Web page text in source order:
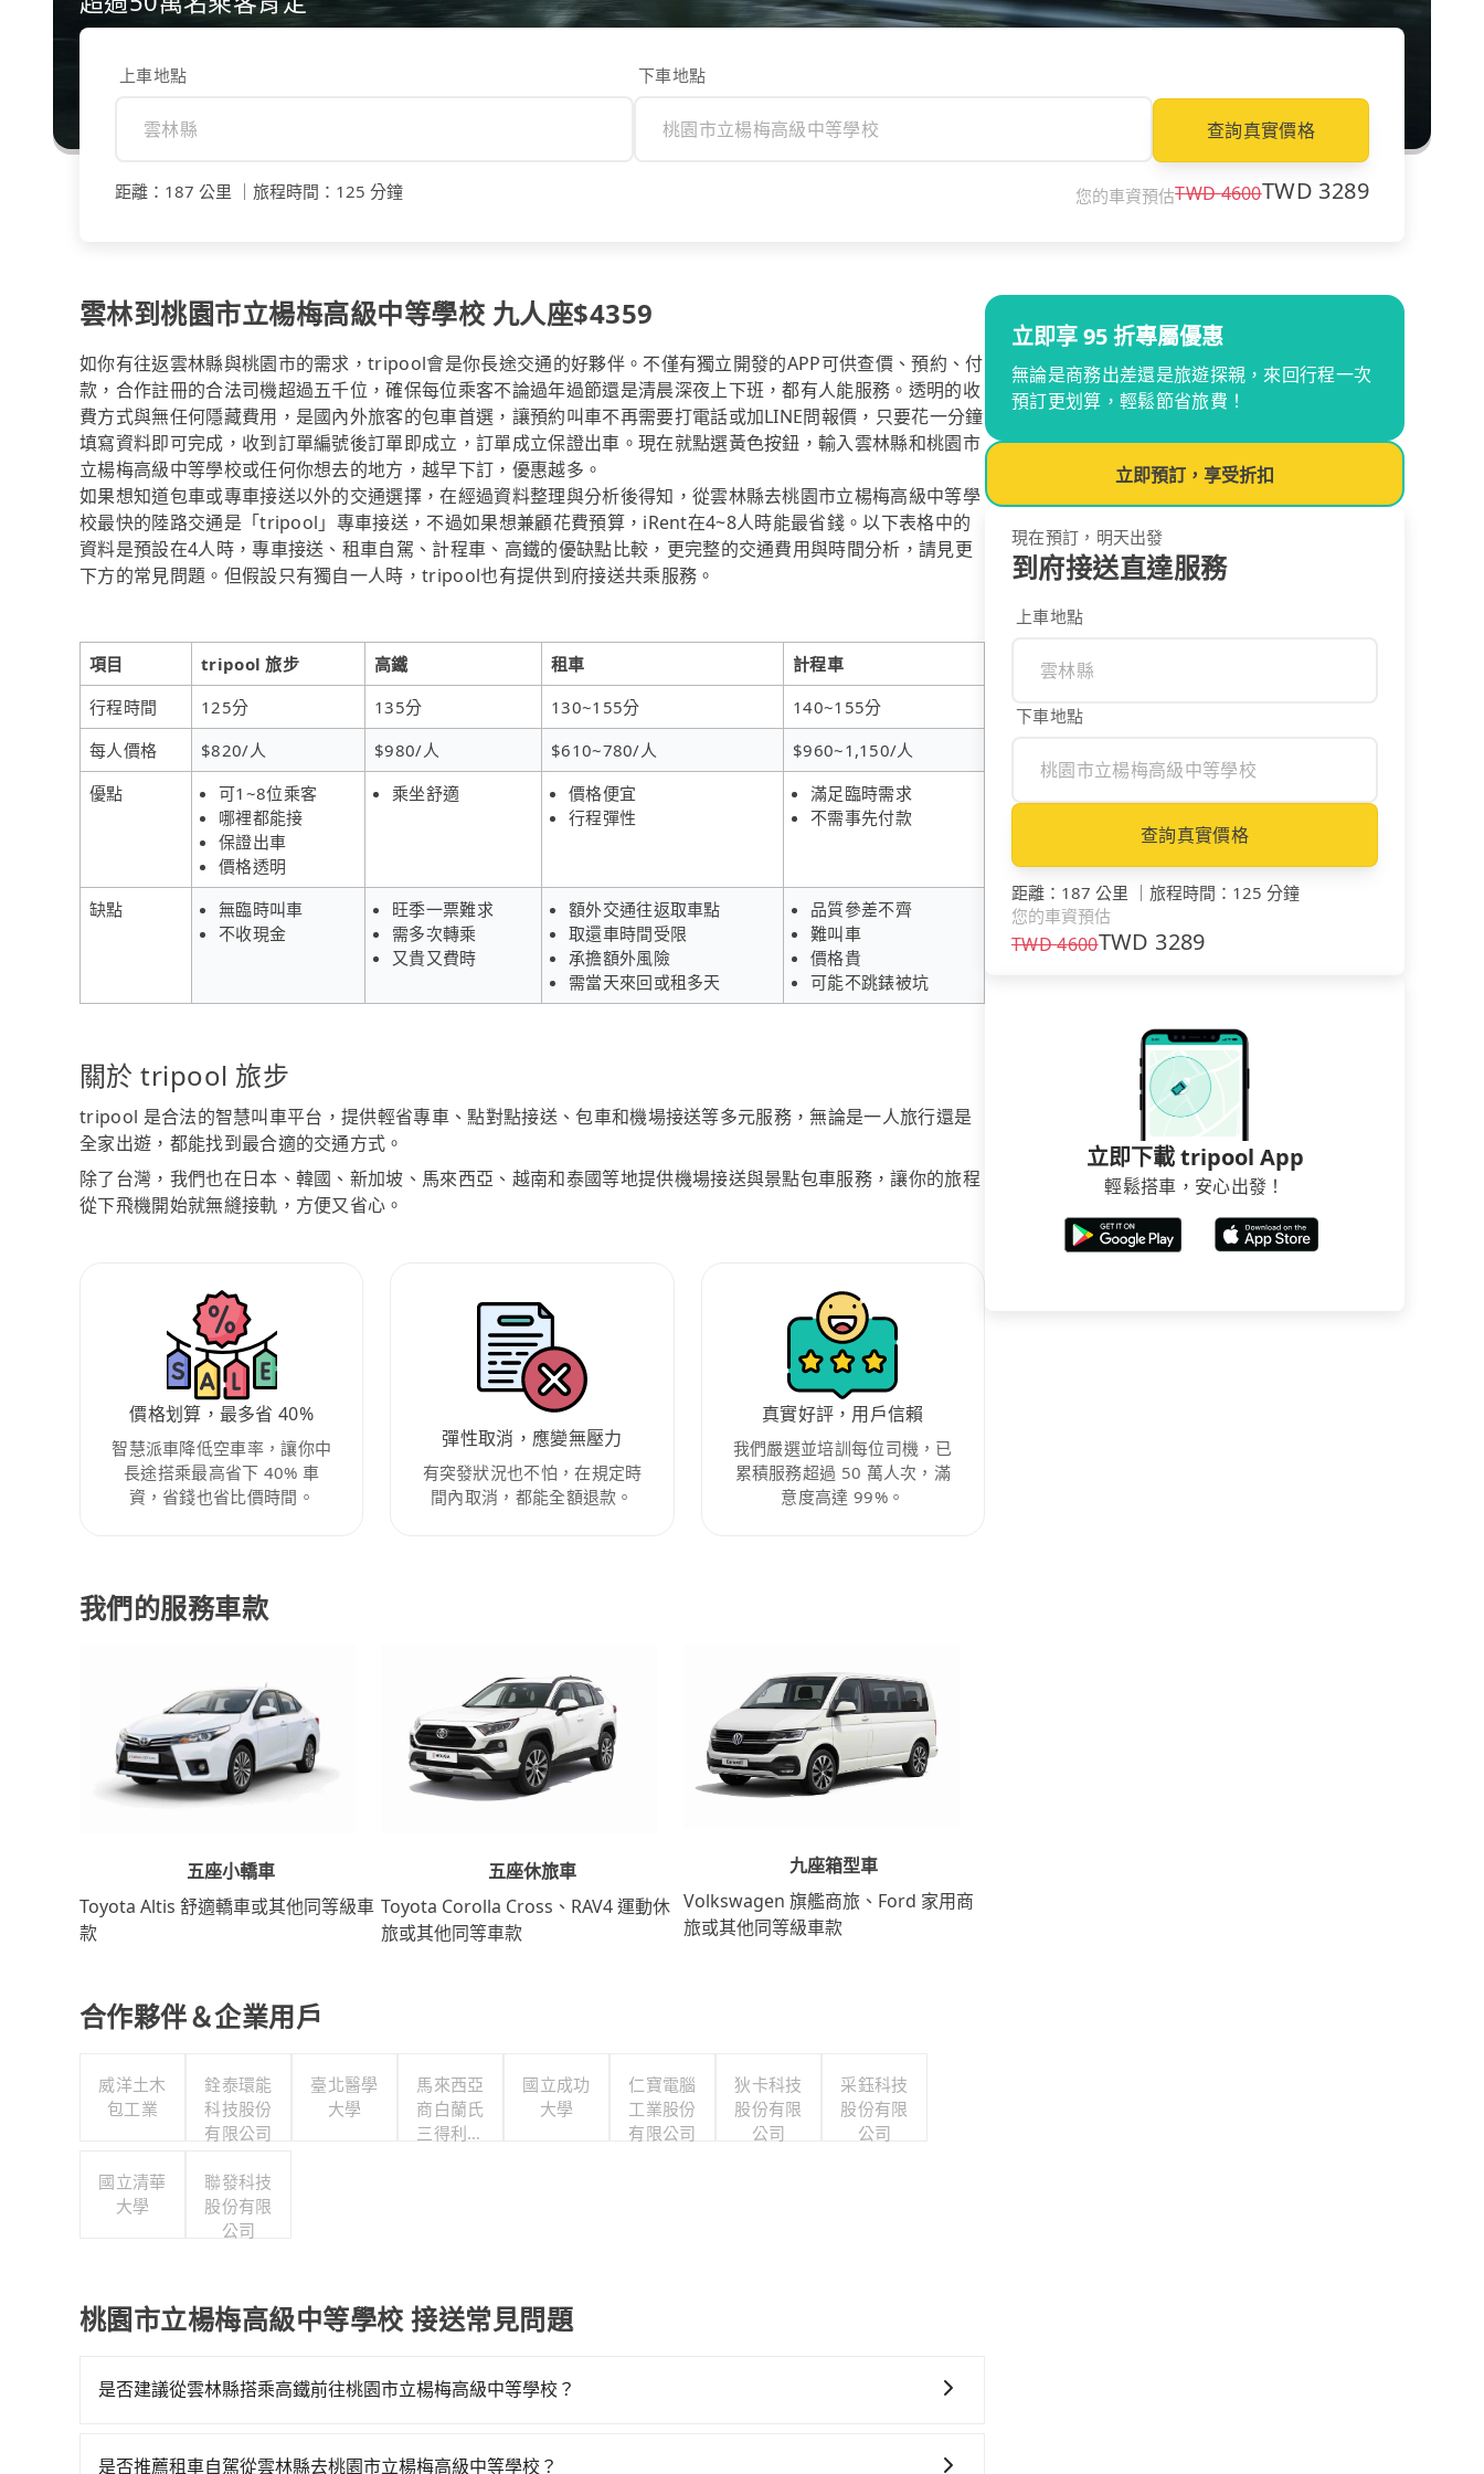
上車地點 下車地點
查詢真實價格
距離 ： 187 公里 旅程時間 ： 125 分鐘 您的車資預估TWD4600TWD 3289
雲林到桃園市立楊梅高級中等學校 九人座$4359
如你有往返雲林縣與桃園市的需求，tripool會是你長途交通的好夥伴。不僅有獨立開發的APP可供查價、預約、付
款，合作註冊的合法司機超過五千位，確保每位乘客不論過年過節還是清晨深夜上下班，都有人能服務。透明的收
費方式與無任何隱藏費用，是國內外旅客的包車首選，讓預約叫車不再需要打電話或加LINE問報價，只要花一分鐘
填寫資料即可完成，收到訂單編號後訂單即成立，訂單成立保證出車。現在就點選黃色按鈕，輸入雲林縣和桃園市
立楊梅高級中等學校或任何你想去的地方，越早下訂，優惠越多。
如果想知道包車或專車接送以外的交通選擇，在經過資料整理與分析後得知，從雲林縣去桃園市立楊梅高級中等學
校最快的陸路交通是「tripool」專車接送，不過如果想兼顧花費預算，iRent在4~8人時能最省錢。以下表格中的
資料是預設在4人時，專車接送、租車自駕、計程車、高鐵的優缺點比較，更完整的交通費用與時間分析，請見更
下方的常見問題。但假設只有獨自一人時，tripool也有提供到府接送共乘服務。
項目 tripool 旅步 高鐵 租車
計程車
行程時間
125分 135分 130~155分
140~155分
每人價格
$820/人 $980/人 $610~780/人
$960~1,150/人
優點
可1~8位乘客
哪裡都能接
保證出車
價格透明
乘坐舒適
價格便宜
行程彈性
滿足臨時需求
不需事先付款
缺點
無臨時叫車
不收現金
旺季一票難求
需多次轉乘
又貴又費時
額外交通往返取車點
取還車時間受限
承擔額外風險
需當天來回或租多天
品質參差不齊
難叫車
價格貴
可能不跳錶被坑
關於 tripool 旅步
tripool 是合法的智慧叫車平台，提供輕省專車、點對點接送、包車和機場接送等多元服務，無論是一人旅行還是
全家出遊，都能找到最合適的交通方式。
除了台灣，我們也在日本、韓國、新加坡、馬來西亞、越南和泰國等地提供機場接送與景點包車服務，讓你的旅程
從下飛機開始就無縫接軌，方便又省心。
價格划算，最多省 40%
智慧派車降低空車率，讓你中
長途搭乘最高省下 40% 車
資，省錢也省比價時間。
彈性取消，應變無壓力
有突發狀況也不怕，在規定時
間內取消，都能全額退款。
真實好評，用戶信賴
我們嚴選並培訓每位司機，已
累積服務超過 50 萬人次，滿
意度高達 99%。
我們的服務車款
五座小轎車
Toyota Altis 舒適轎車或其他同等級車
款
五座休旅車
Toyota Corolla Cross、RAV4 運動休
旅或其他同等車款
九座箱型車
Volkswagen 旗艦商旅、Ford 家用商
旅或其他同等級車款
合作夥伴＆企業用戶
威洋土木
包工業
銓泰環能
科技股份
有限公司
臺北醫學
大學
馬來西亞
商白蘭氏
三得利股
國立成功
大學
仁寶電腦
工業股份
有限公司
狄卡科技
股份有限
公司
采鈺科技
股份有限
公司
國立清華
大學
聯發科技
股份有限
公司
桃園市立楊梅高級中等學校 接送常見問題
是否建議從雲林縣搭乘高鐵前往桃園市立楊梅高級中等學校？
不過從最早一班車06:34到末班車22:33，雲林-桃園一天最多僅27班次，如果行程緊湊或趕不上末班車，那就該
是否推薦租車自駕從雲林縣去桃園市立楊梅高級中等學校？
立即享 95 折專屬優惠
無論是商務出差還是旅遊探親，來回行程一次
預訂更划算，輕鬆節省旅費！
立即預訂，享受折扣
現在預訂，明天出發
到府接送直達服務
上車地點
下車地點
查詢真實價格
距離 ： 187 公里 ｜ 旅程時間 ： 125 分鐘
您的車資預估
TWD4600TWD 3289
立即下載 tripool App
輕鬆搭車，安心出發！